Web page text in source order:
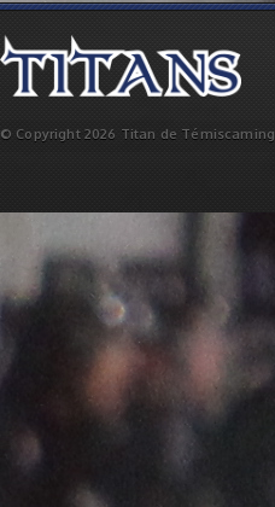
© Copyright 2026 Titan de Témiscaming.